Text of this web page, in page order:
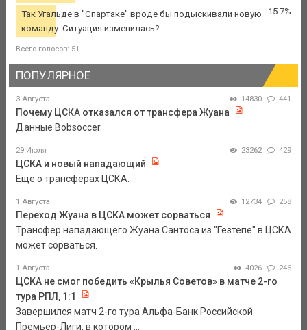
Так Угальде в "Спартаке" вроде бы подыскивали новую
команду. Ситуация изменилась?
15.7%
Всего голосов: 51
ПОПУЛЯРНОЕ
3 Августа 14830 441
Почему ЦСКА отказался от трансфера Жуана
Данные Bobsoccer.
29 Июля 23262 429
ЦСКА и новый нападающий
Еще о трансферах ЦСКА.
1 Августа 12734 258
Переход Жуана в ЦСКА может сорваться
Трансфер нападающего Жуана Сантоса из "Гезтепе" в ЦСКА
может сорваться.
1 Августа 4026 246
ЦСКА не смог победить «Крылья Советов» в матче 2-го
тура РПЛ, 1:1
Завершился матч 2-го тура Альфа-Банк Российской
Премьер-Лиги, в котором ...